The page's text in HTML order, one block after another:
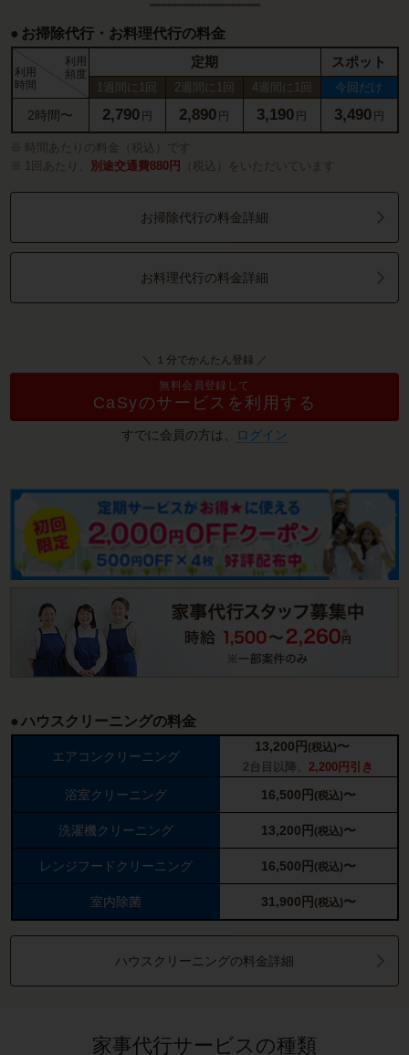
お掃除代行・お料理代行の料金
利用
時間
利用
頻度
定期 スポット
1週間に1回 2週間に1回 4週間に1回 今回だけ
2時間〜 2,790 円 2,890 円 3,190 円 3,490 円
時間あたりの料金（税込）です
1回あたり、
別途交通費880円 （税込）をいただいています
お掃除代行の料金詳細
お料理代行の料金詳細
＼ １分でかんたん登録 ／
無料会員登録して
CaSyのサービスを利用する
すでに会員の方は、 ログイン
ハウスクリーニングの料金
エアコンクリーニング
13,200 円 (税込)〜
2台目以降、 2,200円引き
浴室クリーニング 16,500 円 (税込)〜
洗濯機クリーニング 13,200 円 (税込)〜
レンジフードクリーニング 16,500 円 (税込)〜
室内除菌 31,900 円 (税込)〜
ハウスクリーニングの料金詳細
家事代行サービスの種類